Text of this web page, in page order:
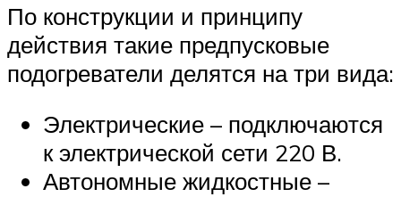
По конструкции и принципу
действия такие предпусковые
подогреватели делятся на три вида:
Электрические – подключаются
к электрической сети 220 В.
Автономные жидкостные –